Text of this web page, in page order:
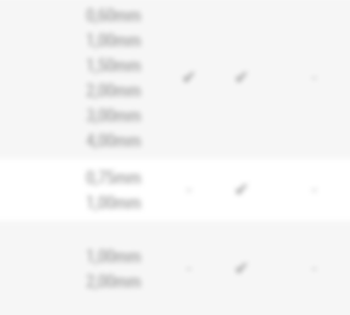
0,60mm
1,00mm
1,50mm
2,00mm
3,00mm
4,00mm
✔ ✔
0,75mm
1,00mm
✔
1,00mm
2,00mm
✔